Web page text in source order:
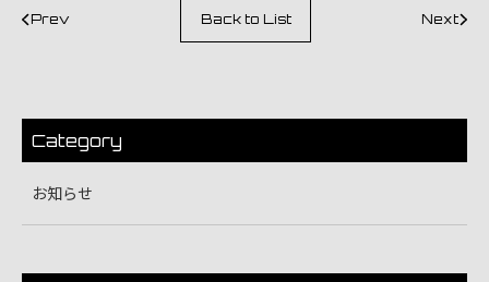
Prev Back to List Next
Category
お知らせ